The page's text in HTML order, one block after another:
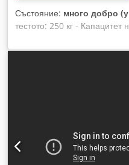
Състояние: много добро
тестото: 250 кг -
на купата: 320 л - Модел:
Alxjck - Изпускателна маса
2 скорости - 2 таймера -